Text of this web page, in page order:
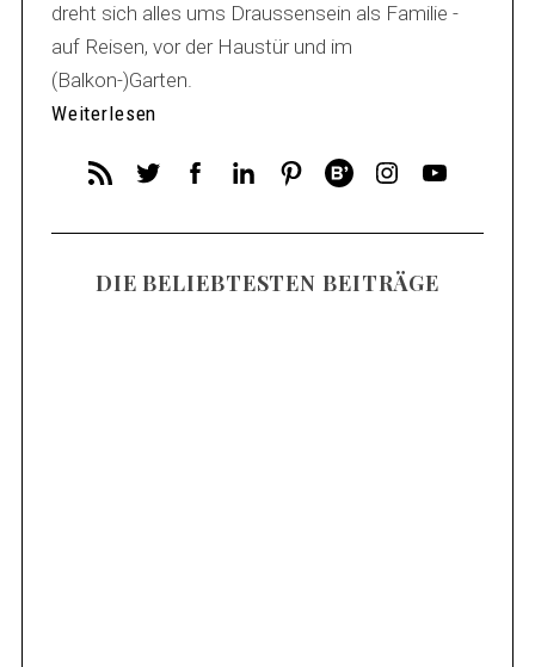
dreht sich alles ums Draussensein als Familie -
auf Reisen, vor der Haustür und im
(Balkon-)Garten.
Weiterlesen
DIE BELIEBTESTEN BEITRÄGE